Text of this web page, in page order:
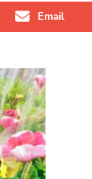
Email